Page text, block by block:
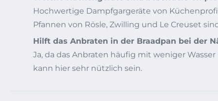
Hochwertige Dampfgargeräte von
Pfannen von Rösle, Zwilling und Le Creuset
Hilft das Anbraten in der Braadpan bei der
Ja, da das Anbraten häufig mit weniger
kann hier sehr nützlich sein.